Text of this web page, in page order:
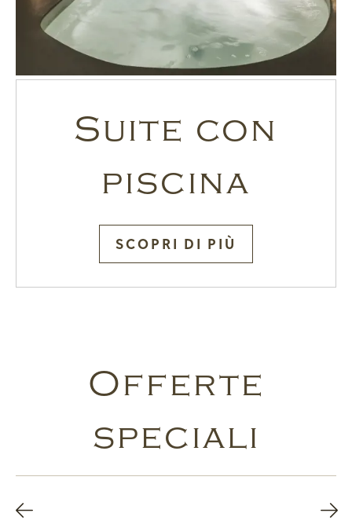
Suite con
piscina
SCOPRI DI PIÙ
Offerte
speciali